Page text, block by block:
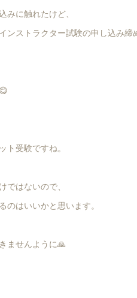
みに触れたけど、
ンストラクター試験の申し込み締
ト受験ですね。
ではないので、
のはいいかと思います。
ませんように🙏